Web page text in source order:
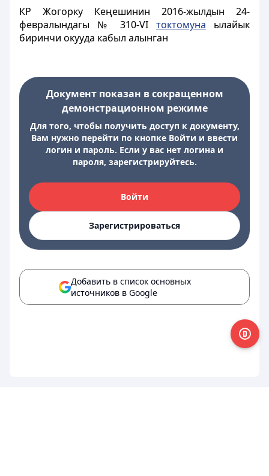
КР Жогорку Кеңешинин 2016-жылдын 24-
февралындагы № 310-VI токтомуна ылайык
биринчи окууда кабыл алынган
Документ показан в сокращенном
демонстрационном режиме
Для того, чтобы получить доступ к документу,
Вам нужно перейти по кнопке Войти и ввести
логин и пароль. Если у вас нет логина и
пароля, зарегистрируйтесь.
Войти
Зарегистрироваться
Добавить в список основных
источников в Google